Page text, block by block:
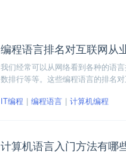
编程语言排名对互联网从
我们经常可以从网络看到各种的语
数排行等等。这些编程语言的排名
IT编程 编程语言 计算机编程
计算机语言入门方法有哪